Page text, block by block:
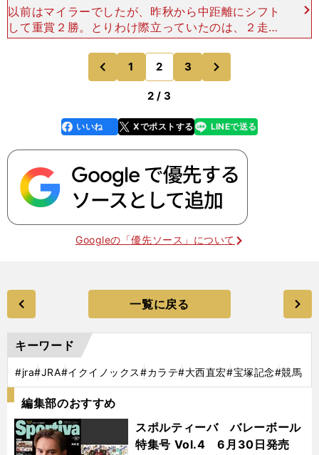
以前はマイラーでしたが、昨秋から中距離にシフト
して重賞２勝。とりわけ際立っていたのは、２走前
のＧIII新潟大賞典（５月７日／新潟・芝2000ｍ）
です。極端な道悪馬場のなか、トップハンデの59k
gを背負
前
のページへ
1 2 3
2 / 3
faceboo
k
いいね Xでポストする
line LINEで送る
Googleの「優先ソース」について
一覧に戻る
キーワード
#jra#JRA#イクイノックス#カラテ#大西直宏#宝塚記念#競馬
編集部のおすすめ
スポルティーバ バレーボール
特集号 Vol.4 6月30日発売